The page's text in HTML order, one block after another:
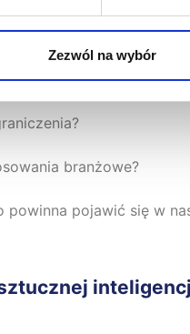
Zezwól na wybór
w naszym
branżowe?
pojawić się w